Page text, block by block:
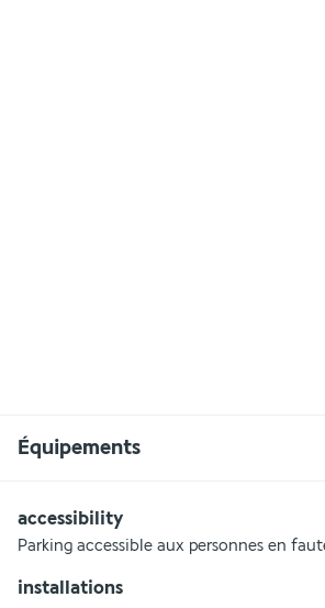
Équipements
accessibility
Parking accessible aux personnes en
installations